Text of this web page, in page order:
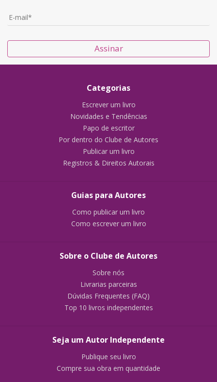
Assinar
Categorias
Escrever um livro
Novidades e Tendências
Papo de escritor
Por dentro do Clube de Autores
Publicar um livro
Registros & Direitos Autorais
Guias para Autores
Como publicar um livro
Como escrever um livro
Sobre o Clube de Autores
Sobre nós
Livrarias parceiras
Dúvidas Frequentes (FAQ)
Top 10 livros independentes
Seja um Autor Independente
Publique seu livro
Compre sua obra em quantidade